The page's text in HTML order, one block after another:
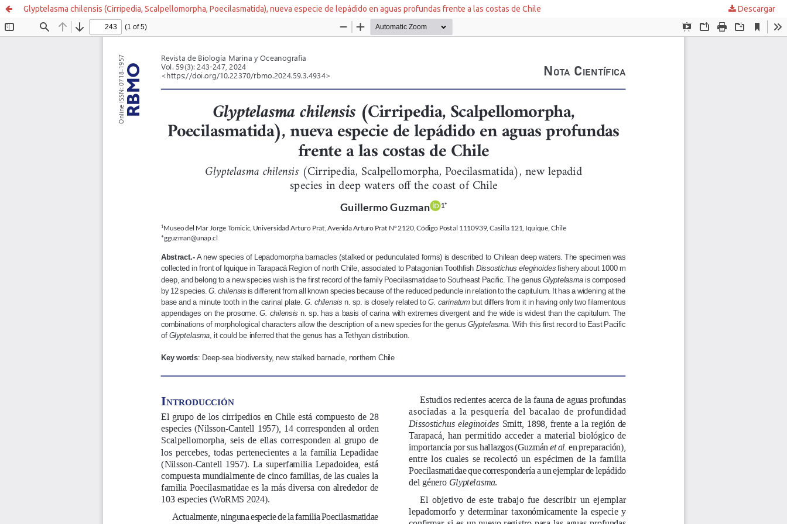
Glyptelasma chilensis (Cirripedia, Scalpellomorpha, Poecilasmatida), nueva especie de lepádido en aguas profundas frente a las costas de Chile Descargar